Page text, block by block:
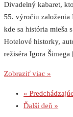
Divadelný kabaret,
55. výročiu
kde sa história mieša
Hotelové historky,
režiséra Igora
Zobraziť viac »
«
Ďalší deň »